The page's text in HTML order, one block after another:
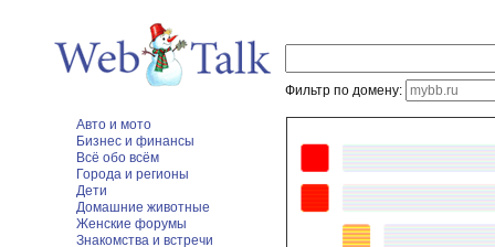
Фильтр по домену:
Авто и мото
Бизнес и финансы
Всё обо всём
Города и регионы
Дети
Домашние животные
Женские форумы
Знакомства и встречи